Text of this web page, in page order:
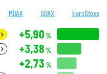
MDAX SDAX EuroStoxx
+5,90 %
+3,38 %
+2,73 %